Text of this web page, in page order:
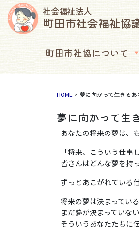
社会福祉法人
町田市社会福祉協
コンテンツへスキップ
メインナビゲーシ
町田市社協について
HOME > 夢に向かって生きる
夢に向かって生
あなたの将来の夢は、
「将来、こういう仕事
皆さんはどんな夢を持
ずっとあこがれている
将来の夢は決まってい
まだ夢が決まっていない
そういうあなたたちに